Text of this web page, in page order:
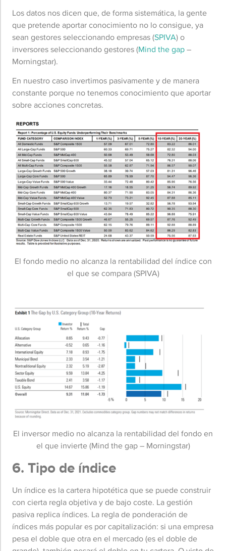
Los datos nos dicen que, de forma sistemática, la gente
que pretende aportar conocimiento no lo consigue, ya
sean gestores seleccionando empresas (SPIVA) o
inversores seleccionando gestores (Mind the gap–
Morningstar).
En nuestro caso invertimos pasivamente y de manera
constante porque no tenemos conocimiento que aportar
sobre acciones concretas.
El fondo medio no alcanza la rentabilidad del índice con
el que se compara (SPIVA)
El inversor medio no alcanza la rentabilidad del fondo en
el que invierte (Mind the gap – Morningstar)
6. Tipo de índice
Un índice es la cartera hipotética que se puede construir
con cierta regla objetiva y de bajo coste. La gestión
pasiva replica índices. La regla de ponderación de
índices más popular es por capitalización: si una empresa
pesa el doble que otra en el mercado (es el doble de